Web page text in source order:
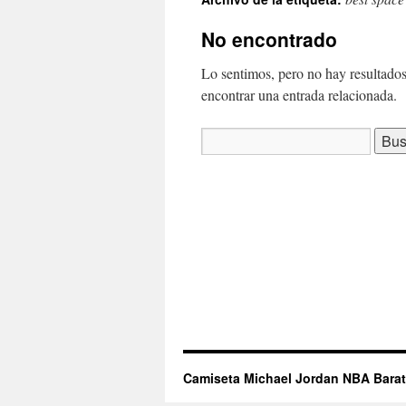
contenido
No encontrado
Lo sentimos, pero no hay
encontrar una entrada relacionada.
Camiseta Michael Jordan NBA